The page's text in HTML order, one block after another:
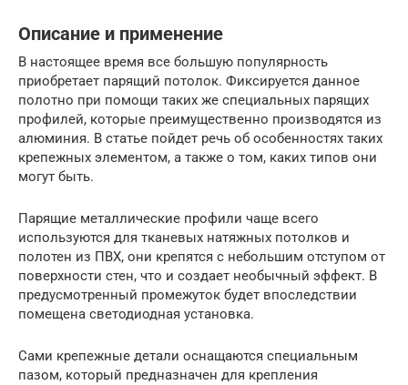
Описание и применение
В настоящее время все большую популярность
приобретает парящий потолок. Фиксируется данное
полотно при помощи таких же специальных парящих
профилей, которые преимущественно производятся из
алюминия. В статье пойдет речь об особенностях таких
крепежных элементом, а также о том, каких типов они
могут быть.
Парящие металлические профили чаще всего
используются для тканевых натяжных потолков и
полотен из ПВХ, они крепятся с небольшим отступом от
поверхности стен, что и создает необычный эффект. В
предусмотренный промежуток будет впоследствии
помещена светодиодная установка.
Сами крепежные детали оснащаются специальным
пазом, который предназначен для крепления